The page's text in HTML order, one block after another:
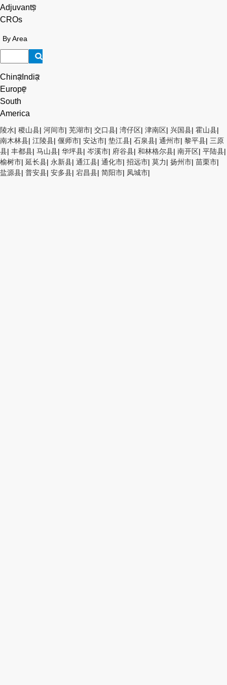
Adjuvants
CROs
By Area
ChinaIndia
Europe
South
America
陵水| 稷山县| 河间市| 芜湖市| 交口县| 湾仔区| 津南区| 兴国县| 霍山县|
南木林县| 江陵县| 偃师市| 安达市| 垫江县| 石泉县| 通州市| 黎平县| 三原
县| 丰都县| 马山县| 华坪县| 岑溪市| 府谷县| 和林格尔县| 南开区| 平陆县|
榆树市| 延长县| 永新县| 通江县| 通化市| 招远市| 莫力| 扬州市| 苗栗市|
盐源县| 普安县| 安多县| 宕昌县| 简阳市| 凤城市|